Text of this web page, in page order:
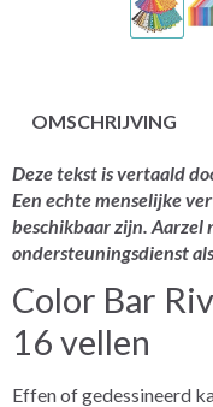
OMSCHRIJVING
Deze tekst is vertaald
Een echte menselijke
beschikbaar zijn. Aarzel
ondersteuningsdienst
Color Bar
16 vellen
Effen of gedessineerd